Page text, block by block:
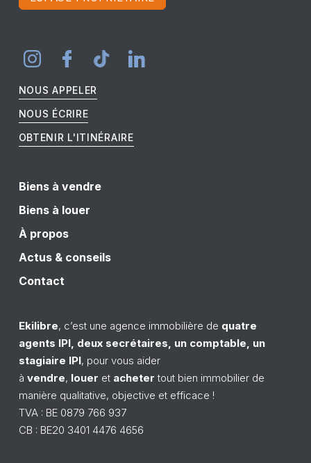
NOUS APPELER
NOUS ÉCRIRE
OBTENIR L'ITINÉRAIRE
Biens à vendre
Biens à louer
À propos
Actus & conseils
Contact
Ekilibre, c’est une agence immobilière de quatre
agents IPI, deux secrétaires, un comptable, un
stagiaire IPI, pour vous aider
à vendre, louer et acheter tout bien immobilier de
manière qualitative, objective et efficace !
TVA : BE 0879 766 937
CB : BE20 3401 4476 4656